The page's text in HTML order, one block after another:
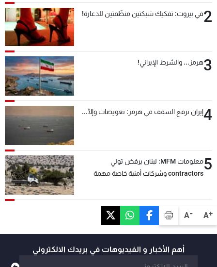
A+
A-
2في بيروت: تفكيك شبكتين منظّمتين للدعارة!
3هرمز... والشرط الإيراني!
4إيران ترفع السقف في هرمز: تعويضات وإلّا...
5
معلومات MFM: لبنان يرفض تولي
contractors وشركات أمنية خاصة مهمة
أهم الأخبار و الفيديوهات في بريدك الالكتروني